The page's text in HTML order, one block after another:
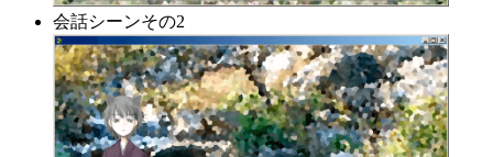
会話シーンその2